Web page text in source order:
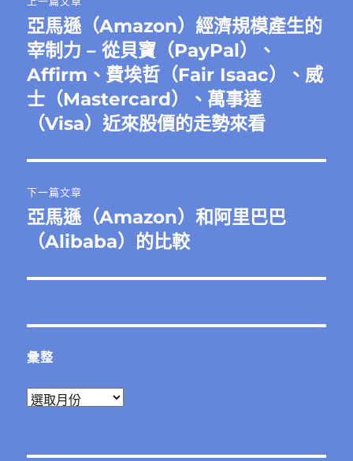
章
導
覽
上
一
篇
文
章:
亞馬遜（Amazon）經濟規模產生的
宰制力 – 從貝寶（PayPal）、
Affirm、費埃哲（Fair Isaac）、威
士（Mastercard）、萬事達
（Visa）近來股價的走勢來看
下一篇文章
下
文
亞馬遜（Amazon）和阿里巴巴
（Alibaba）的比較
彙整
彙